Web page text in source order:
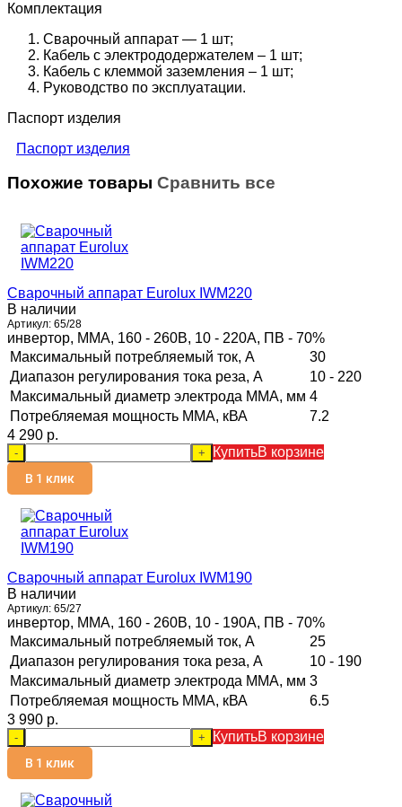
Комплектация
Сварочный аппарат — 1 шт;
Кабель с электрододержателем – 1 шт;
Кабель с клеммой заземления – 1 шт;
Руководство по эксплуатации.
Паспорт изделия
Паспорт изделия
Похожие товары Сравнить все
Сварочный аппарат Eurolux IWM220
В наличии
Артикул: 65/28
инвертор, MMA, 160 - 260В, 10 - 220А, ПВ - 70%
Максимальный потребляемый ток, А
30
Диапазон регулирования тока реза, А
10 - 220
Максимальный диаметр электрода MMA, мм 4
Потребляемая мощность ММА, кВА
7.2
4 290 p.
- + КупитьВ корзине
В 1 клик
Сварочный аппарат Eurolux IWM190
В наличии
Артикул: 65/27
инвертор, MMA, 160 - 260В, 10 - 190А, ПВ - 70%
Максимальный потребляемый ток, А
25
Диапазон регулирования тока реза, А
10 - 190
Максимальный диаметр электрода MMA, мм 3
Потребляемая мощность ММА, кВА
6.5
3 990 p.
- + КупитьВ корзине
В 1 клик